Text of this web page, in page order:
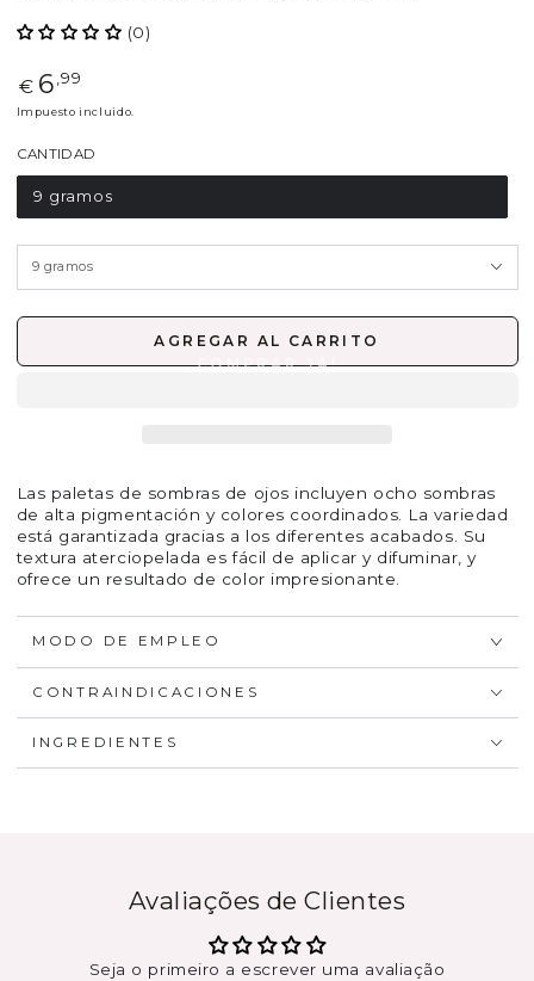
(0)
Precio
regular
€ 6 ,99
Impuesto incluido.
CANTIDAD
9 gramos
AGREGAR AL CARRITO
Las paletas de sombras de ojos incluyen ocho sombras
de alta pigmentación y colores coordinados. La variedad
está garantizada gracias a los diferentes acabados. Su
textura aterciopelada es fácil de aplicar y difuminar, y
ofrece un resultado de color impresionante.
MODO DE EMPLEO
CONTRAINDICACIONES
INGREDIENTES
Avaliações de Clientes
Seja o primeiro a escrever uma avaliação